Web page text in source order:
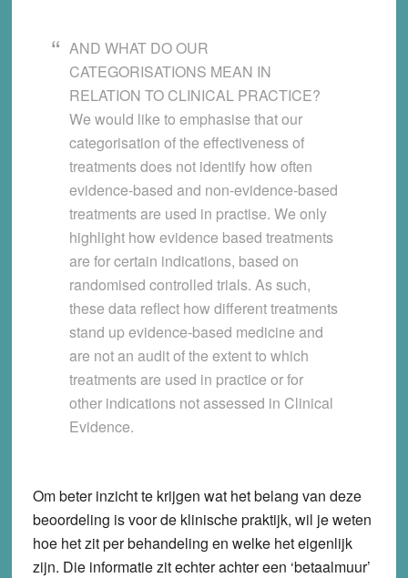
AND WHAT DO OUR
CATEGORISATIONS MEAN IN
RELATION TO CLINICAL PRACTICE?
We would like to emphasise that our
categorisation of the effectiveness of
treatments does not identify how often
evidence-based and non-evidence-based
treatments are used in practise. We only
highlight how evidence based treatments
are for certain indications, based on
randomised controlled trials. As such,
these data reflect how different treatments
stand up evidence-based medicine and
are not an audit of the extent to which
treatments are used in practice or for
other indications not assessed in Clinical
Evidence.
Om beter inzicht te krijgen wat het belang van deze
beoordeling is voor de klinische praktijk, wil je weten
hoe het zit per behandeling en welke het eigenlijk
zijn. Die informatie zit echter achter een ‘betaalmuur’